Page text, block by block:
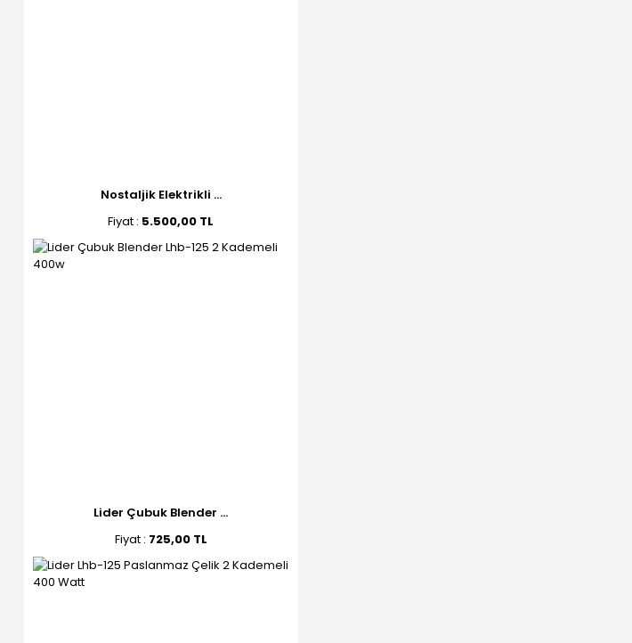
Nostaljik Elektrikli ...
Fiyat : 5.500,00 TL
Lider Çubuk Blender ...
Fiyat : 725,00 TL